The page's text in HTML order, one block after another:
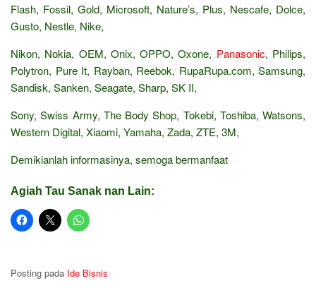
Flash, Fossil, Gold, Microsoft, Nature’s, Plus, Nescafe, Dolce,
Gusto, Nestle, Nike,
Nikon, Nokia, OEM, Onix, OPPO, Oxone, Panasonic, Philips,
Polytron, Pure It, Rayban, Reebok, RupaRupa.com, Samsung,
Sandisk, Sanken, Seagate, Sharp, SK II,
Sony, Swiss Army, The Body Shop, Tokebi, Toshiba, Watsons,
Western Digital, Xiaomi, Yamaha, Zada, ZTE, 3M,
Demikianlah informasinya, semoga bermanfaat
Agiah Tau Sanak nan Lain:
Posting pada Ide Bisnis